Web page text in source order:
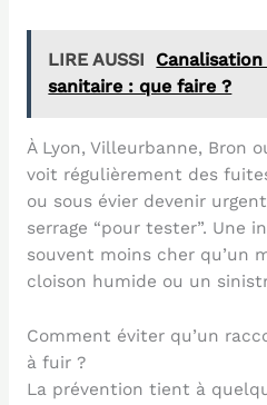
LIRE AUSSI
sanitaire : que faire ?
À Lyon, Villeurbanne, Bron
voit régulièrement des
ou sous évier devenir
serrage “pour tester”. Une
souvent moins cher qu’un
cloison humide ou un
Comment éviter qu’un
à fuir ?
La prévention tient à